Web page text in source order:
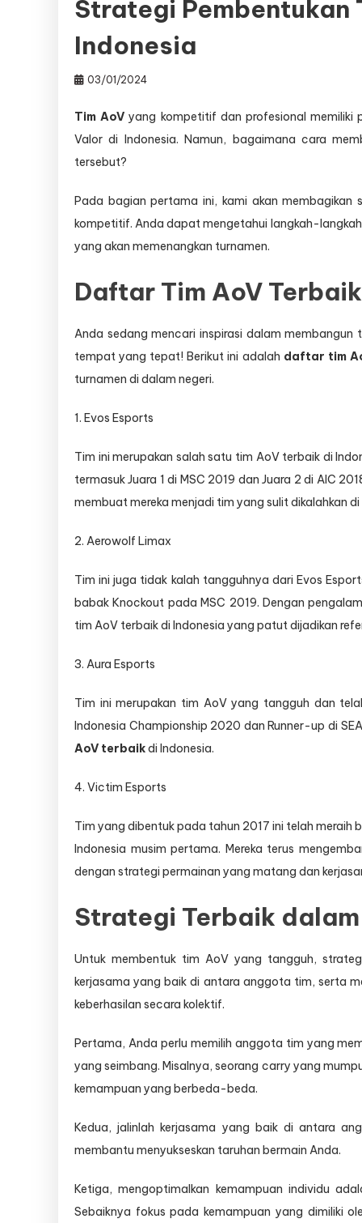
Strategi Pembentukan
Indonesia
03/01/2024
Tim AoV yang kompetitif dan profesional memiliki
Valor di Indonesia. Namun, bagaimana cara
tersebut?
Pada bagian pertama ini, kami akan
kompetitif. Anda dapat mengetahui langkah-
yang akan memenangkan turnamen.
Daftar Tim AoV
Anda sedang mencari inspirasi dalam
tempat yang tepat! Berikut ini adalah daftar tim
turnamen di dalam negeri.
1. Evos Esports
Tim ini merupakan salah satu tim AoV terbaik di
termasuk Juara 1 di MSC 2019 dan Juara 2 di AIC
membuat mereka menjadi tim yang sulit dikalahkan
2. Aerowolf Limax
Tim ini juga tidak kalah tangguhnya dari Evos
babak Knockout pada MSC 2019. Dengan
tim AoV terbaik di Indonesia yang patut dijadikan
3. Aura Esports
Tim ini merupakan tim AoV yang tangguh dan
Indonesia Championship 2020 dan Runner-up di
AoV terbaikdi Indonesia.
4. Victim Esports
Tim yang dibentuk pada tahun 2017 ini telah meraih
Indonesia musim pertama. Mereka terus
dengan strategi permainan yang matang dan
Strategi Terbaik
Untuk membentuk tim AoV yang tangguh,
kerjasama yang baik di antara anggota tim, serta
keberhasilan secara kolektif.
Pertama, Anda perlu memilih anggota tim yang
yang seimbang. Misalnya, seorang carry yang
kemampuan yang berbeda-beda.
Kedua, jalinlah kerjasama yang baik di antara
membantu menyukseskan taruhan bermain Anda.
Ketiga, mengoptimalkan kemampuan individu
Sebaiknya fokus pada kemampuan yang dimiliki